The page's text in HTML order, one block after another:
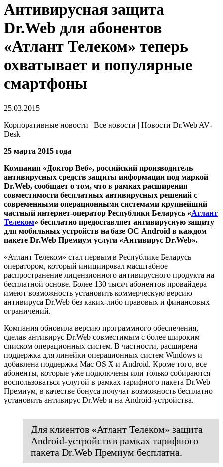
Антивирусная защита
Dr.Web для абонентов
«Атлант Телеком» теперь
охватывает и популярные
смартфоны
25.03.2015
Корпоративные новости | Все новости | Новости Dr.Web AV-
Desk
25 марта 2015 года
Компания «Доктор Веб», российский производитель
антивирусных средств защиты информации под маркой
Dr.Web, сообщает о том, что в рамках расширения
совместимости бесплатных антивирусных решений с
современными операционными системами крупнейший
частный интернет-оператор Республики Беларусь «Атлант
Телеком» бесплатно предоставляет антивирусную защиту
для мобильных устройств на базе ОС Android в каждом
пакете Dr.Web Премиум услуги «Антивирус Dr.Web».
«Атлант Телеком» стал первым в Республике Беларусь
оператором, который инициировал масштабное
распространение лицензионного антивирусного продукта на
бесплатной основе. Более 130 тысяч абонентов провайдера
имеют возможность установить коммерческую версию
антивируса Dr.Web без каких-либо правовых и финансовых
ограничений.
Компания обновила версию программного обеспечения,
сделав антивирус Dr.Web совместимым с более широким
списком операционных систем. В частности, расширена
поддержка для линейки операционных систем Windows и
добавлена поддержка Mac OS X и Android. Кроме того, все
абоненты, которые уже подключены или только собираются
воспользоваться услугой в рамках тарифного пакета Dr.Web
Премиум, в качестве бонуса получат возможность бесплатно
установить антивирус Dr.Web и на Android-устройства.
Для клиентов «Атлант Телеком» защита
Android-устройств в рамках тарифного
пакета Dr.Web Премиум бесплатна.